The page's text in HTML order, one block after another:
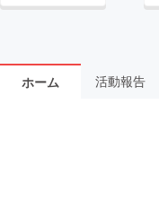
ホーム 活動報告